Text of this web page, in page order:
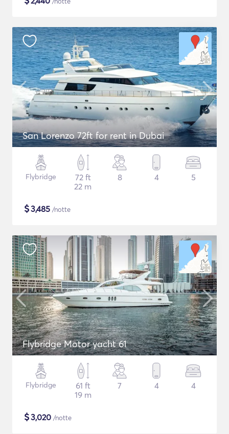
San Lorenzo 72ft for rent in Dubai
Flybridge
72 ft
22 m
8 4 5
$3,485 /notte
Flybridge Motor yacht 61
Flybridge
61 ft
19 m
7 4 4
$3,020 /notte